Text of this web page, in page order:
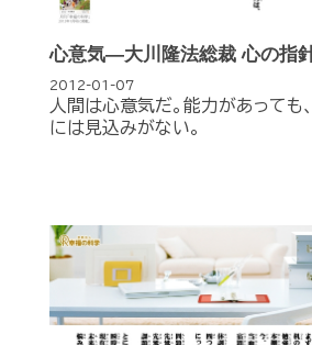
心意気―大川隆法総裁 心の指
2012-01-07
人間は心意気だ。能力があっても
には見込みがない。